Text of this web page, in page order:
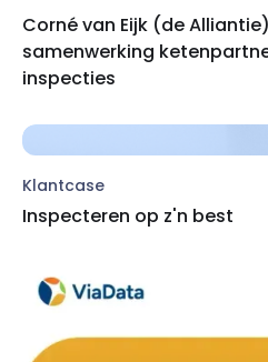
Corné van Eijk (de
samenwerking
inspecties
Klantcase
Inspecteren op z'n best